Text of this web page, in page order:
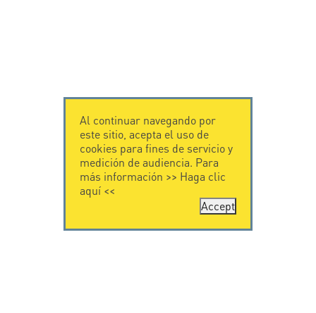
Al continuar navegando por
este sitio, acepta el uso de
cookies para fines de servicio y
medición de audiencia. Para
más información >> Haga clic
aquí<<
Accept